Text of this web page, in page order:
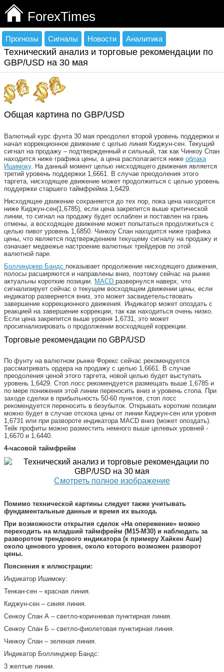
ForexTimes
Прогнозы Сигналы Новости Аналитика
Технический анализ и торговые рекомендации по
GBP/USD на 30 мая
Общая картина по GBP/USD
Валютный курс фунта 30 мая преодолел второй уровень поддержки и
начал коррекционное движение с целью линия Киджун-сен. Текущий
сигнал на продажу – подтвержденный и сильный, так как Чинкоу Спан
находится ниже графика цены, а цена располагается ниже облака
Ишимоку. На данный момент целью нисходящего движения является
третий уровень поддержки 1,6661. В случае преодоления этого
таргета, нисходящее движение может продолжиться с целью уровень
поддержки старшего таймфрейма 1,6429.
Нисходящее движение сохраняется до тех пор, пока цена находится
ниже Киджун-сен(1,6785), если цена закрепится выше критической
линии, то сигнал на продажу будет ослаблен и поставлен на грань
отмены, а восходящее движение может попытаться продолжиться с
целью пивот уровень 1,6850. Чинкоу Спан находится ниже графика
цены, что является подтверждением текущему сигналу на продажу и
означает медвежье настроение валютных трейдеров по этой
валютной паре.
Боллинджер Бандс показывает продолжение нисходящего движения,
полосы расширяются и направлены вниз, поэтому сейчас на рынке
актуальны короткие позиции.
MACD развернулся наверх, что
сигнализирует сейчас о текущем восходящем движении цены, если
индикатор развернется вниз, это может засвидетельствовать
завершение коррекционного движения. Индикатор может опоздать с
реакцией на завершение коррекции, так как находиться очень низко.
Если цена закрепится выше уровня 1,6731, это может
просигнализировать о продолжении восходящей коррекции.
Торговые рекомендации по GBP/USD
По фунту на валютном рынке Форекс сейчас рекомендуется
рассматривать ордера на продажу с целью 1,6661. В случае
преодоления ценой этого таргета, новой целью будет выступать
уровень 1,6429. Стоп лосс рекомендуется размещать выше 1,6785 и
по мере понижения этой линии переносить вниз и уровень стопа. При
заходе сделки в прибыльность 50-60 пунктов, стоп лосс
рекомендуется переносить в безубыток. Открывать короткие позиции
можно будет в случае отскока цены от линии Киджун-сен или уровня
1,6731 или при развороте индикатора MACD вниз (может опоздать).
Тейк профиты можно разместить немного выше целевых уровней -
1,6670 и 1,6440.
4-часовой таймфрейм
Смотреть полное изображение
Помимо технической картины следует также учитывать
фундаментальные данные и время их выхода.
При возможности открытия сделок «На опережение» можно
переходить на младший таймфрейм (M15-M30) и наблюдать за
разворотом трендового индикатора (к примеру Хайкен Аши)
около ценового уровня, около которого возможен разворот
цены.
Пояснения к иллюстрации:
Индикатор Ишимоку:
Тенкан-сен – красная линия.
Киджун-сен – синяя линия.
Сенкоу Спан А – светло-коричневая пунктирная линия.
Сенкоу Спан Б – светло-фиолетовая пунктирная линия.
Чинкоу Спан – зеленая линия.
Индикатор Боллинджер Бандс:
3 желтые линии.